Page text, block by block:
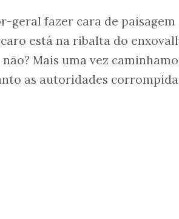
geral fazer cara de paisagem
está na ribalta do
Mais uma vez
as autoridades